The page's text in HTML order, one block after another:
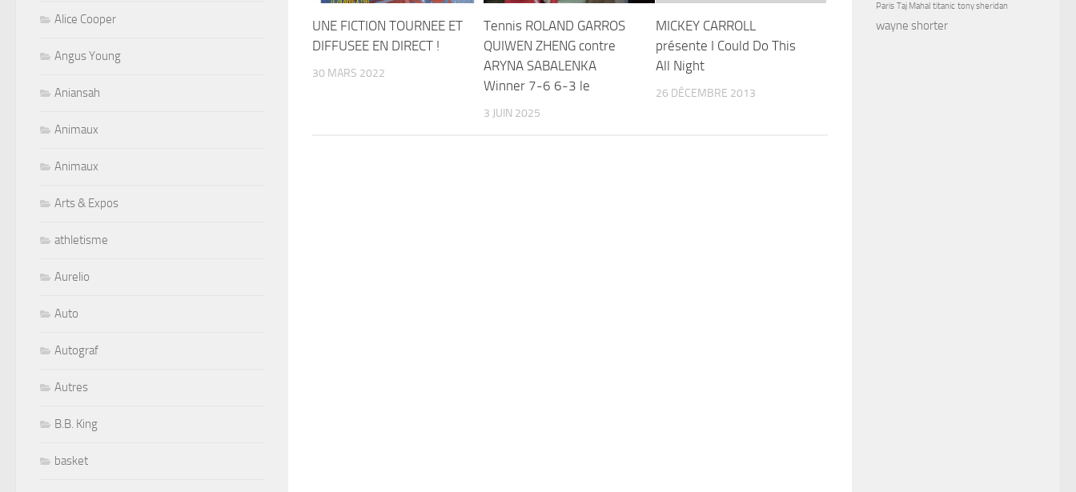
UNE FICTION TOURNEE ET
DIFFUSEE EN DIRECT !
30 MARS 2022
Tennis ROLAND GARROS
QUIWEN ZHENG contre
ARYNA SABALENKA
Winner 7-6 6-3 le
3 JUIN 2025
MICKEY CARROLL
présente I Could Do This
All Night
26 DÉCEMBRE 2013
Alice Cooper
Angus Young
Aniansah
Animaux
Animaux
Arts & Expos
athletisme
Aurelio
Auto
Autograf
Autres
B.B. King
basket
Paris Taj Mahal titanic tony sheridan
wayne shorter